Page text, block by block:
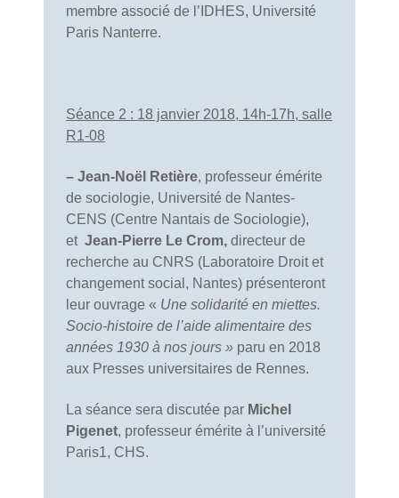
membre associé de l’IDHES, Université
Paris Nanterre.
Séance 2 : 18 janvier 2018, 14h-17h, salle
R1-08
– Jean-Noël Retière, professeur émérite
de sociologie, Université de Nantes-
CENS (Centre Nantais de Sociologie),
et Jean-Pierre Le Crom, directeur de
recherche au CNRS (Laboratoire Droit et
changement social, Nantes) présenteront
leur ouvrage « Une solidarité en miettes.
Socio-histoire de l’aide alimentaire des
années 1930 à nos jours » paru en 2018
aux Presses universitaires de Rennes.
La séance sera discutée par Michel
Pigenet, professeur émérite à l’université
Paris1, CHS.